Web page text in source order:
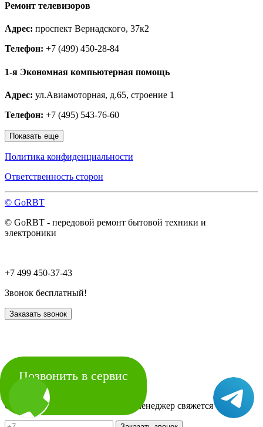
Ремонт телевизоров
Адрес: проспект Вернадского, 37к2
Телефон: +7 (499) 450-28-84
1-я Экономная компьютерная помощь
Адрес: ул.Авиамоторная, д.65, строение 1
Телефон: +7 (495) 543-76-60
Показать еще
Политика конфиденциальности
Ответственность сторон
© GoRBT
© GoRBT - передовой ремонт бытовой техники и
электроники
+7 499 450-37-43
Звонок бесплатный!
Заказать звонок
Позвонить в сервис
×
Оставьте номер телефона и наш менеджер свяжется с Вами